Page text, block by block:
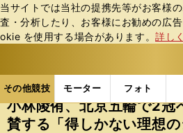
当サイトでは当社の提携先等がお客様
査・分析したり、お客様にお勧めの広
okie を使⽤する場合があります。詳し
その他競技 モーター フォト
ス
ポ
ル
その他競技の記事一覧 そ
小林陵侑、北京五輪で2冠
賛する「得しかない理想